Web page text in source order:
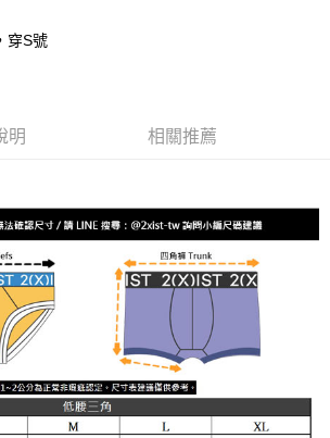
，簡訊認證，即可結帳。
先享後付」後，將跳轉至「AFTEE先享後付」
並確認金額後，即可完成結帳。
將收到繳費通知簡訊。
14天內，點擊此簡訊中的連結，可透過四大超商／
方式進行付款，方視為交易完成。
當下不需立刻繳費，但若您需要取消訂單，請聯絡
家同意取消之訂單仍視為有效，需透過AFTEE先享
先享後付 」之結帳頁面顯示為準，若有關於
取消欲退款等相關疑問，請聯繫「AFTEE先享後付
support/home
含以上)免運費
含以上)免運費
含以上)免運費
穿S號
明 相關推薦